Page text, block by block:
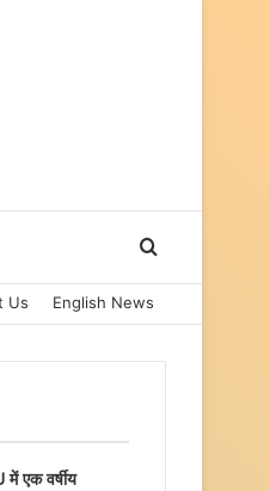
Search
for
Us English News
एक वर्षीय